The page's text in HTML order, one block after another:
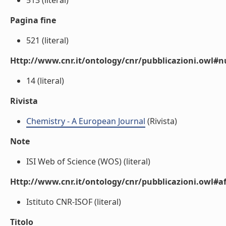
Pagina fine
521 (literal)
Http://www.cnr.it/ontology/cnr/
14 (literal)
Rivista
Chemistry - A European Journal (Rivista)
Note
ISI Web of Science (WOS) (literal)
Http://www.cnr.it/ontology/cnr/
Istituto CNR-ISOF (literal)
Titolo